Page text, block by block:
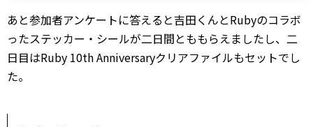
あと参加者アンケートに答えると吉田くんとRubyのコラボ
ったステッカー・シールが二日間とももらえましたし、二
日目はRuby 10th Anniversaryクリアファイルもセットでし
た。